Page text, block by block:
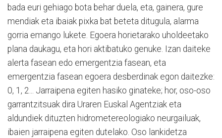
bada euri gehiago bota behar duela, eta, gainera, gure
mendiak eta ibaiak pixka bat beteta ditugula, alarma
gorria emango lukete. Egoera horietarako uholdeetako
plana daukagu, eta hori aktibatuko genuke. Izan daiteke
alerta fasean edo emergentzia fasean, eta
emergentzia fasean egoera desberdinak egon daitezke:
0, 1, 2... Jarraipena egiten hasiko ginateke; hor, oso-oso
garrantzitsuak dira Uraren Euskal Agentziak eta
aldundiek dituzten hidrometereologiako neurgailuak,
ibaien jarraipena egiten dutelako. Oso lankidetza